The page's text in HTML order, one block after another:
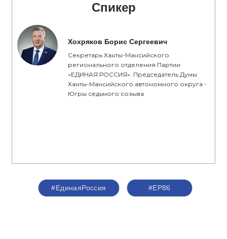
Спикер
Хохряков Борис Сергеевич
Секретарь Ханты-Мансийского
регионального отделения Партии
«ЕДИНАЯ РОССИЯ». Председатель Думы
Ханты-Мансийского автономного округа -
Югры седьмого созыва
#ЕдинаяРоссия #ЕР86